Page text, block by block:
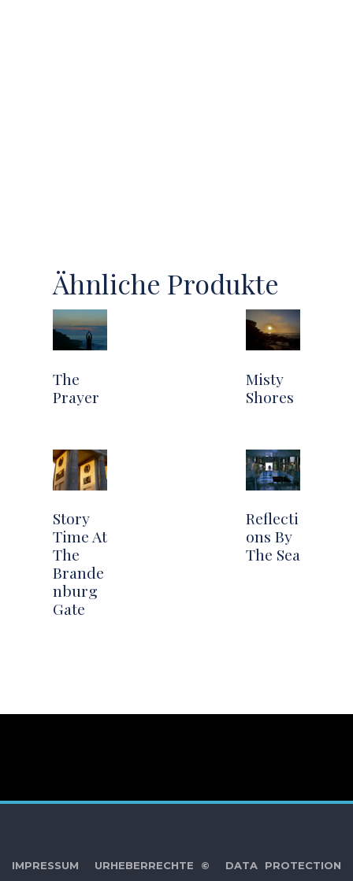
Ähnliche Produkte
The
Prayer
Misty
Shores
Story
Time At
The
Brande
nburg
Gate
Reflecti
ons By
The Sea
IMPRESSUM URHEBERRECHTE © DATA PROTECTION